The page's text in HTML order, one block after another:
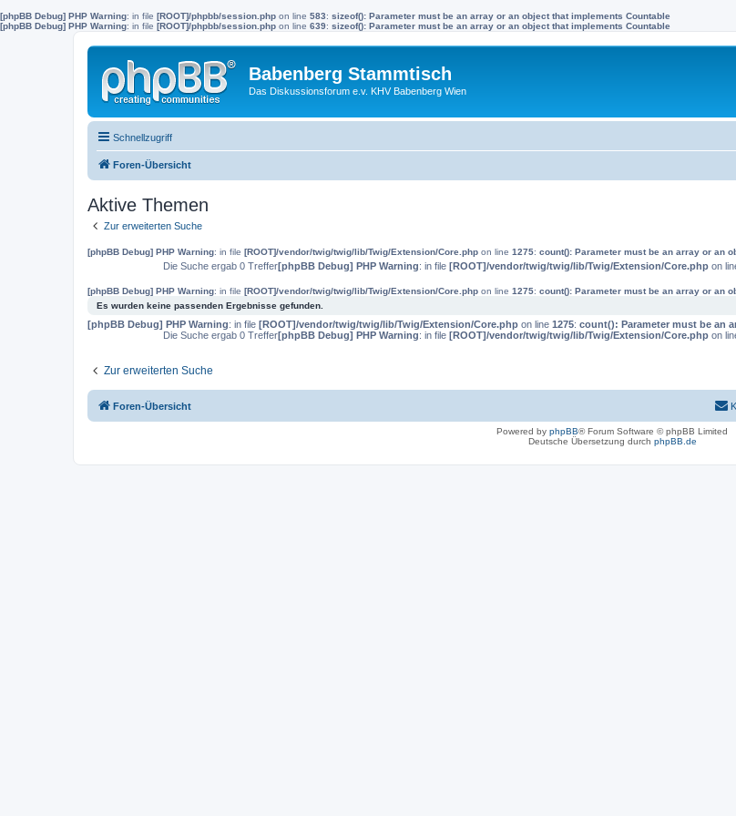
[phpBB Debug] PHP Warning: in file [ROOT]/phpbb/session.php on line 583: sizeof(): Parameter must be an array or an object that implements Countable
[phpBB Debug] PHP Warning: in file [ROOT]/phpbb/session.php on line 639: sizeof(): Parameter must be an array or an object that implements Countable
Babenberg Stammtisch
Das Diskussionsforum e.v. KHV Babenberg Wien
Schnellzugriff
Foren-Übersicht
Aktive Themen
Zur erweiterten Suche
[phpBB Debug] PHP Warning: in file [ROOT]/vendor/twig/twig/lib/Twig/Extension/Core.php on line 1275: count(): Parameter must be an array or an
Die Suche ergab 0 Treffer[phpBB Debug] PHP Warning: in file [ROOT]/vendor/twig/twig/lib/Twig/Extension/Core.php on
[phpBB Debug] PHP Warning: in file [ROOT]/vendor/twig/twig/lib/Twig/Extension/Core.php on line 1275: count(): Parameter must be an array or an
Es wurden keine passenden Ergebnisse gefunden.
[phpBB Debug] PHP Warning: in file [ROOT]/vendor/twig/twig/lib/Twig/Extension/Core.php on line 1275: count(): Parameter must be an
Die Suche ergab 0 Treffer[phpBB Debug] PHP Warning: in file [ROOT]/vendor/twig/twig/lib/Twig/Extension/Core.php on
Zur erweiterten Suche
Foren-Übersicht
Powered by phpBB® Forum Software © phpBB Limited
Deutsche Übersetzung durch phpBB.de